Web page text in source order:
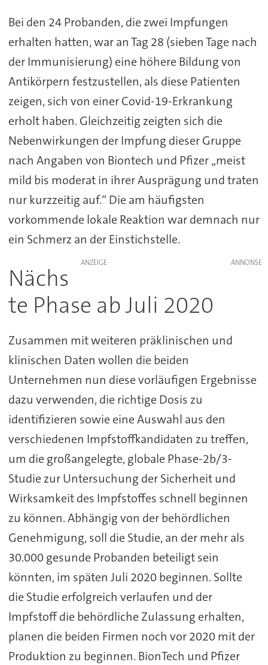
Bei den 24 Probanden, die zwei Impfungen
erhalten hatten, war an Tag 28 (sieben Tage nach
der Immunisierung) eine höhere Bildung von
Antikörpern festzustellen, als diese Patienten
zeigen, sich von einer Covid-19-Erkrankung
erholt haben. Gleichzeitig zeigten sich die
Nebenwirkungen der Impfung dieser Gruppe
nach Angaben von Biontech und Pfizer „meist
mild bis moderat in ihrer Ausprägung und traten
nur kurzzeitig auf.“ Die am häufigsten
vorkommende lokale Reaktion war demnach nur
ein Schmerz an der Einstichstelle.
ANZEIGE
Nächs
te Phase ab Juli 2020
Zusammen mit weiteren präklinischen und
klinischen Daten wollen die beiden
Unternehmen nun diese vorläufigen Ergebnisse
dazu verwenden, die richtige Dosis zu
identifizieren sowie eine Auswahl aus den
verschiedenen Impfstoffkandidaten zu treffen,
um die großangelegte, globale Phase-2b/3-
Studie zur Untersuchung der Sicherheit und
Wirksamkeit des Impfstoffes schnell beginnen
zu können. Abhängig von der behördlichen
Genehmigung, soll die Studie, an der mehr als
30.000 gesunde Probanden beteiligt sein
könnten, im späten Juli 2020 beginnen. Sollte
die Studie erfolgreich verlaufen und der
Impfstoff die behördliche Zulassung erhalten,
planen die beiden Firmen noch vor 2020 mit der
Produktion zu beginnen. BionTech und Pfizer